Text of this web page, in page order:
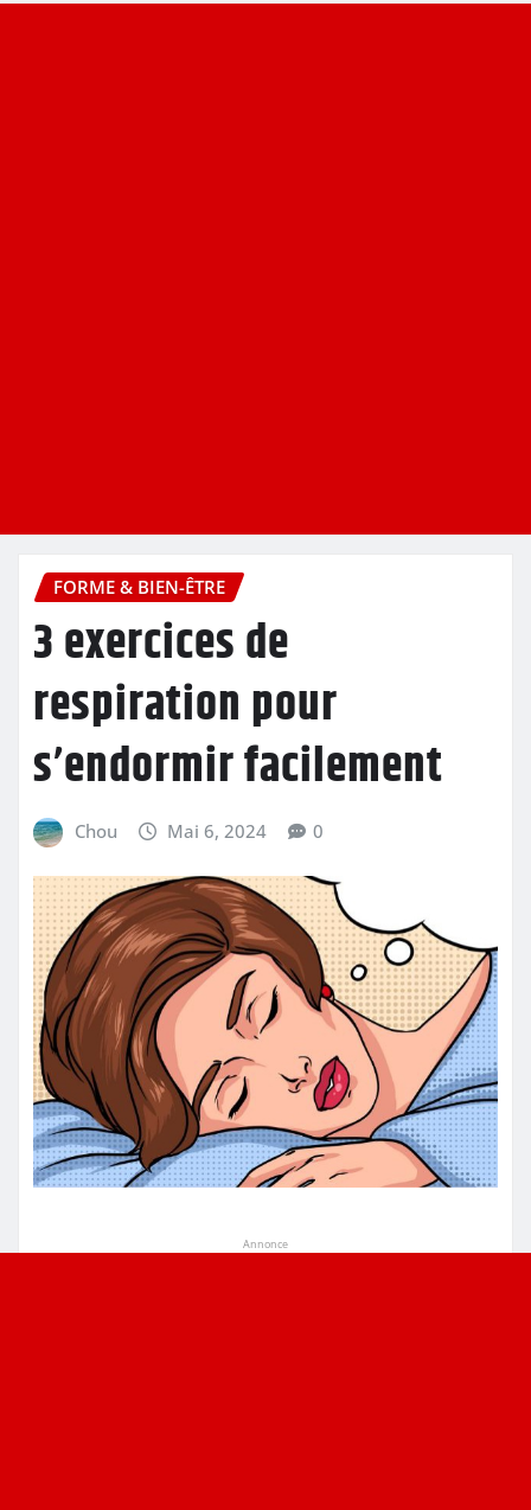
FORME & BIEN-ÊTRE
3 exercices de
respiration pour
s’endormir facilement
Chou Mai 6, 2024 0
Annonce